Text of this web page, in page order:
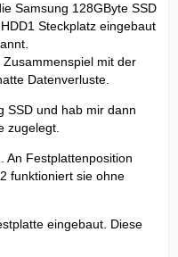
Samsung 128GByte SSD
Steckplatz eingebaut
mit der
Datenverluste.
SSD und hab mir dann
zugelegt.
An Festplattenposition
funktioniert sie ohne
eingebaut. Diese